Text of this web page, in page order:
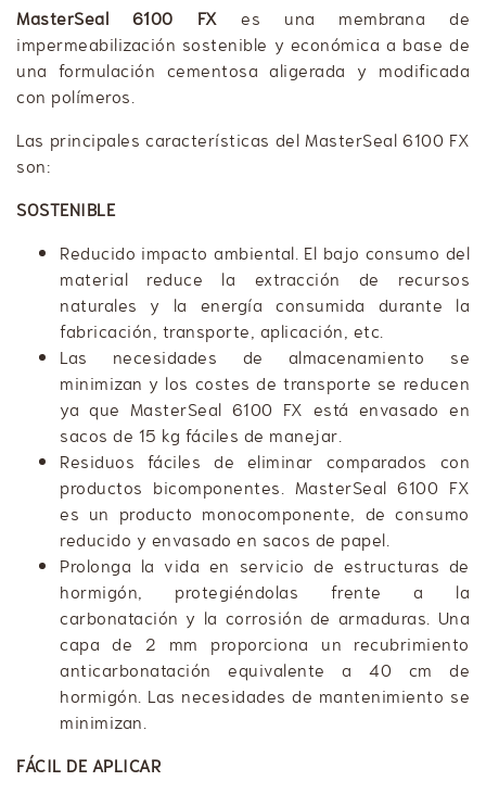
MasterSeal 6100 FXes una membrana de
impermeabilización sostenible y económica a base de
una formulación cementosa aligerada y modificada
con polímeros.
Las principales características del MasterSeal 6100 FX
son:
SOSTENIBLE
​​​​Reducido impacto ambiental. El bajo consumo del
material reduce la extracción de recursos
naturales y la energía consumida durante la
fabricación, transporte, aplicación, etc.
​Las necesidades de almacenamiento se
minimizan y los costes de transporte se reducen
ya que MasterSeal 6100 FX está envasado en
sacos de 15 kg fáciles de manejar.
​Residuos fáciles de eliminar comparados con
productos bicomponentes. MasterSeal 6100 FX
es un producto monocomponente, de consumo
reducido y envasado en sacos de papel.
​​​Prolonga la vida en servicio de estructuras de
hormigón, protegiéndolas frente a la
carbonatación y la corrosión de armaduras. Una
capa de 2 mm proporciona un recubrimiento
anticarbonatación equivalente a 40 cm de
hormigón. Las necesidades de mantenimiento se
minimizan.
FÁCIL DE APLICAR​